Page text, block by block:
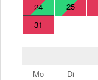
24
25
31
Mo
Di